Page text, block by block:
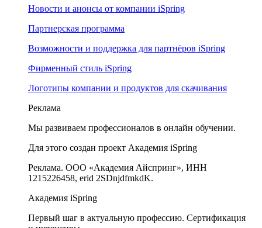
Новости и анонсы от компании iSpring
Партнерская программа
Возможности и поддержка для партнёров iSpring
Фирменный стиль iSpring
Логотипы компании и продуктов для скачивания
Реклама
Мы развиваем профессионалов в онлайн обучении.
Для этого создан проект Академия iSpring
Реклама. ООО «Академия Айспринг», ИНН
1215226458, erid 2SDnjdfmkdK.
Академия iSpring
Первый шаг в актуальную профессию. Сертификация